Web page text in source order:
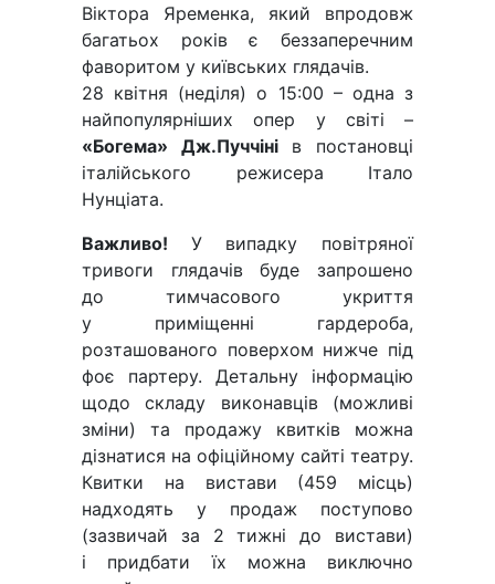
Віктора Яременка, який впродовж
багатьох років є беззаперечним
фаворитом у київських глядачів.
28 квітня (неділя) о 15:00 – одна з
найпопулярніших опер у світі –
«Богема» Дж.Пуччінів постановці
італійського режисера Італо
Нунціата.
Важливо! У випадку повітряної
тривоги глядачів буде запрошено
до тимчасового укриття
у приміщенні гардероба,
розташованого поверхом нижче під
фоє партеру. Детальну інформацію
щодо складу виконавців (можливі
зміни) та продажу квитків можна
дізнатися на офіційному сайті театру.
Квитки на вистави (459 місць)
надходять у продаж поступово
(зазвичай за 2 тижні до вистави)
і придбати їх можна виключно